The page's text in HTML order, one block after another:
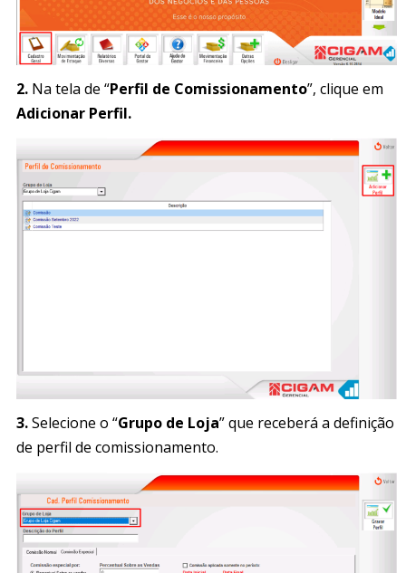
2. Na tela de “Perfil de Comissionamento”, clique em
Adicionar Perfil.
3.Selecione o “Grupo de Loja” que receberá a definição
de perfil de comissionamento.